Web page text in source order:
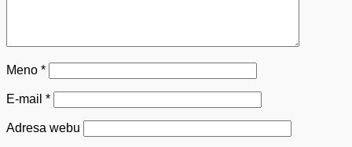
Meno *
E-mail *
Adresa webu